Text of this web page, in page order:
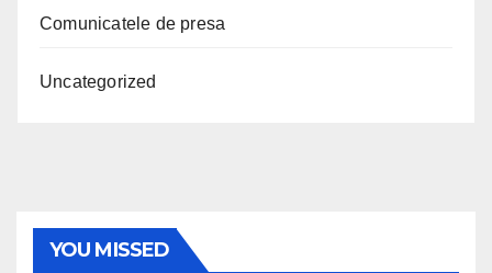
Comunicatele de presa
Uncategorized
YOU MISSED